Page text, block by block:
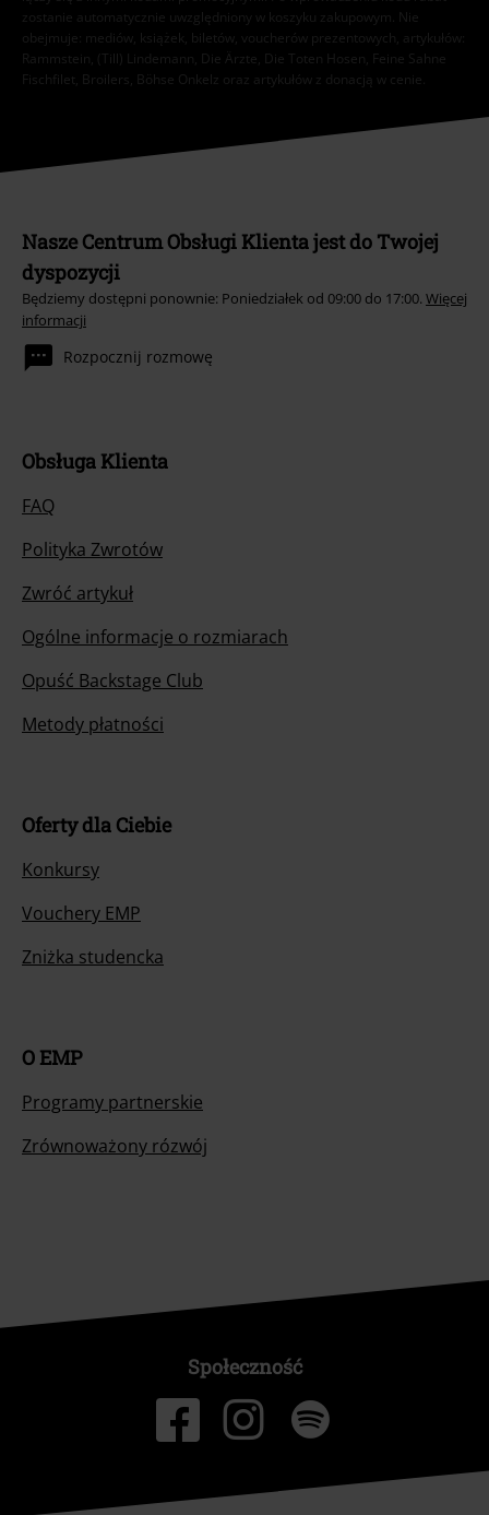
zostanie automatycznie uwzględniony w koszyku zakupowym. Nie
obejmuje: mediów, książek, biletów, voucherów prezentowych, artykułów:
Rammstein, (Till) Lindemann, Die Ärzte, Die Toten Hosen, Feine Sahne
Fischfilet, Broilers, Böhse Onkelz oraz artykułów z donacją w cenie.
Nasze Centrum Obsługi Klienta jest do Twojej
dyspozycji
Będziemy dostępni ponownie: Poniedziałek od 09:00 do 17:00. Więcej
informacji
Rozpocznij rozmowę
Obsługa Klienta
FAQ
Polityka Zwrotów
Zwróć artykuł
Ogólne informacje o rozmiarach
Opuść Backstage Club
Metody płatności
Oferty dla Ciebie
Konkursy
Vouchery EMP
Zniżka studencka
O EMP
Programy partnerskie
Zrównoważony rózwój
Społeczność